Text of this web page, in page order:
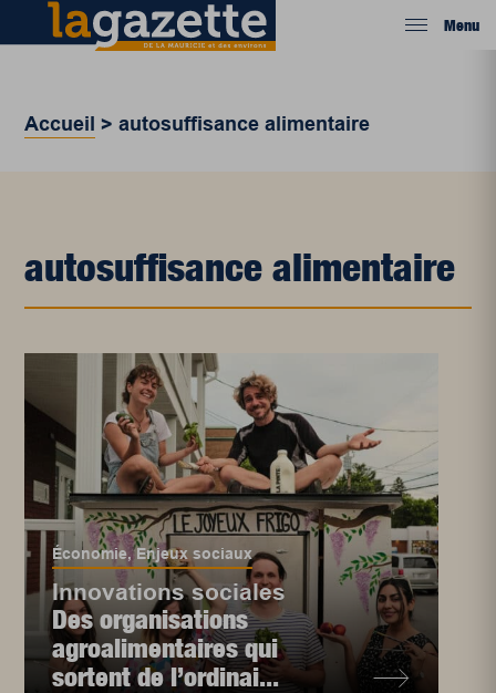
Menu
Accueil >autosuffisance alimentaire
autosuffisance alimentaire
Économie,Enjeux sociaux
Innovations sociales
Des organisations
agroalimentaires qui
sortent de l’ordinai...